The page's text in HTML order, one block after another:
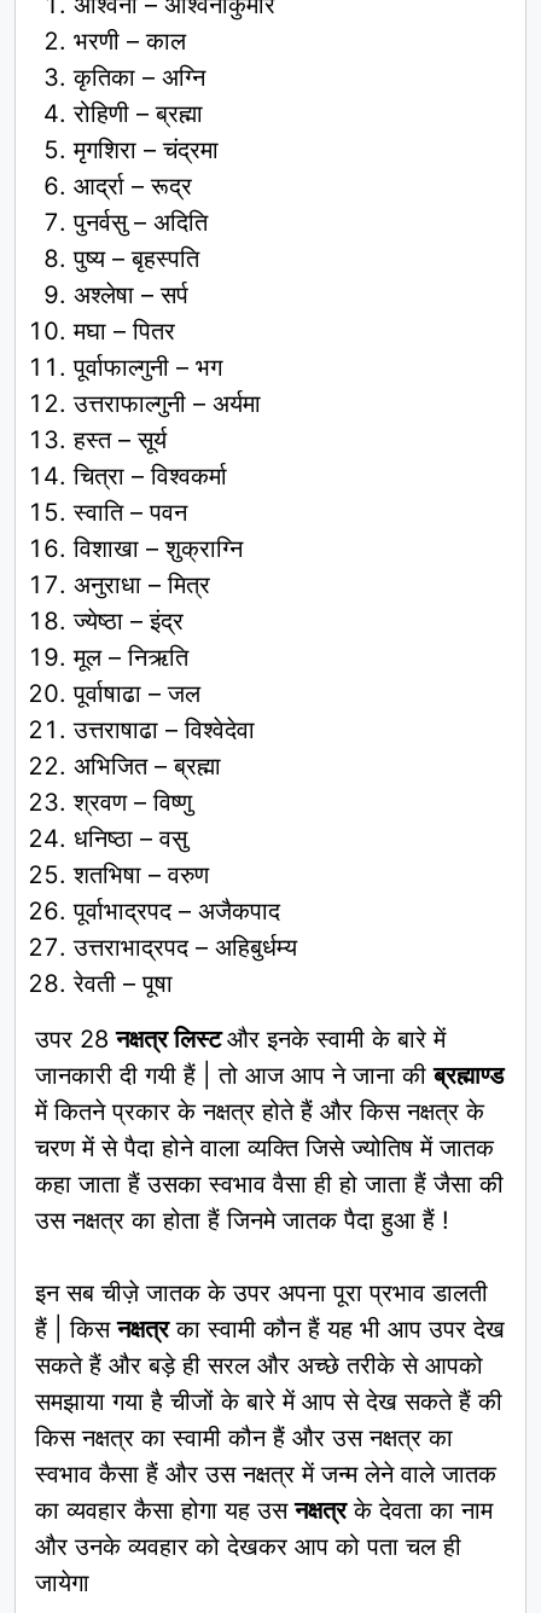
भरणी – काल
कृतिका – अग्नि
रोहिणी – ब्रह्मा
मृगशिरा – चंद्रमा
आर्द्रा – रूद्र
पुनर्वसु – अदिति
पुष्य – बृहस्पति
अश्लेषा – सर्प
मघा – पितर
पूर्वाफाल्गुनी – भग
उत्तराफाल्गुनी – अर्यमा
हस्त – सूर्य
चित्रा – विश्वकर्मा
स्वाति – पवन
विशाखा – शुक्राग्नि
अनुराधा – मित्र
ज्येष्ठा – इंद्र
मूल – निऋति
पूर्वाषाढा – जल
उत्तराषाढा – विश्वेदेवा
अभिजित – ब्रह्मा
श्रवण – विष्णु
धनिष्ठा – वसु
शतभिषा – वरुण
पूर्वाभाद्रपद – अजैकपाद
उत्तराभाद्रपद – अहिबुर्धम्य
रेवती – पूषा
उपर 28नक्षत्र लिस्टऔर इनके स्वामी के बारे में
जानकारी दी गयी हैं | तो आज आप ने जाना कीब्रह्माण्ड
में कितने प्रकार के नक्षत्र होते हैं और किस नक्षत्र के
चरण में से पैदा होने वाला व्यक्ति जिसे ज्योतिष में जातक
कहा जाता हैं उसका स्वभाव वैसा ही हो जाता हैं जैसा की
उस नक्षत्र का होता हैं जिनमे जातक पैदा हुआ हैं !
इन सब चीज़े जातक के उपर अपना पूरा प्रभाव डालती
हैं | किसनक्षत्रका स्वामी कौन हैं यह भी आप उपर देख
सकते हैं और बड़े ही सरल और अच्छे तरीके से आपको
समझाया गया है चीजों के बारे में आप से देख सकते हैं की
किस नक्षत्र का स्वामी कौन हैं और उस नक्षत्र का
स्वभाव कैसा हैं और उस नक्षत्र में जन्म लेने वाले जातक
का व्यवहार कैसा होगा यह उसनक्षत्रके देवता का नाम
और उनके व्यवहार को देखकर आप को पता चल ही
जायेगा